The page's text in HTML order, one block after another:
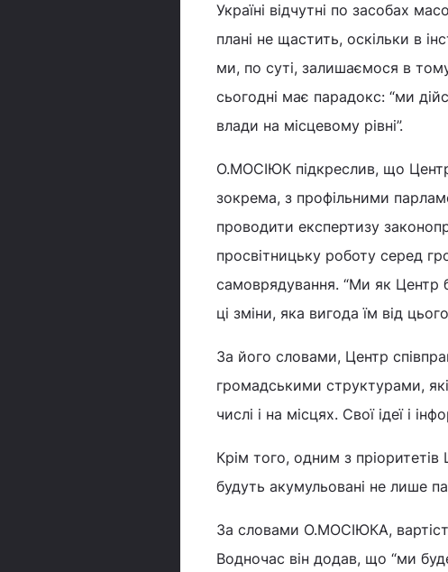
Україні відчутні по засобах
плані не щастить, оскільки в
ми, по суті, залишаємося в
сьогодні має парадокс: “ми
влади на місцевому рівні”.
О.МОСІЮК підкреслив, що
зокрема, з профільними
проводити експертизу
просвітницьку роботу серед
самоврядування. “Ми як Центр
ці зміни, яка вигода їм від
За його словами, Центр
громадськими структурами,
числі і на місцях. Свої ідеї і
Крім того, одним з пріоритетів
будуть акумульовані не лише
За словами О.МОСІЮКА,
Водночас він додав, що “ми